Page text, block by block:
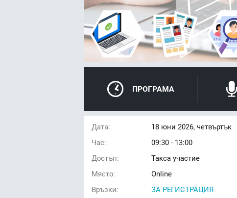
ПРОГРАМА
Дата: 18 юни 2026, четвъртък
Час:
09:30 - 13:00
Достъп:
Такса участие
Място:
Online
Връзки:
ЗА РЕГИСТРАЦИЯ